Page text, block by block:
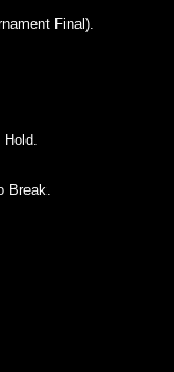
Final).
Break.